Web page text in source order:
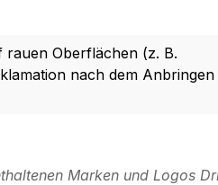
rauen Oberflächen (z. B.
nach dem Anbringen
Marken und Logos